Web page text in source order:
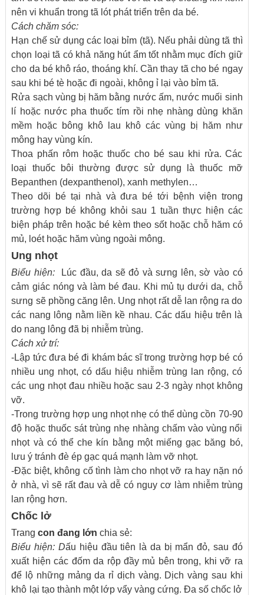
nên vi khuẩn trong tã lót phát triển trên da bé.
Cách chăm sóc:
Hạn chế sử dụng các loại bỉm (tã). Nếu phải dùng tã thì
chọn loại tã có khả năng hút ẩm tốt nhằm mục đích giữ
cho da bé khô ráo, thoáng khí. Cần thay tã cho bé ngay
sau khi bé tè hoặc đi ngoài, không ỉ lại vào bỉm tã.
Rửa sạch vùng bị hăm bằng nước ấm, nước muối sinh
lí hoặc nước pha thuốc tím rồi nhẹ nhàng dùng khăn
mềm hoặc bông khô lau khô các vùng bị hăm như
mông hay vùng kín.
Thoa phấn rôm hoặc thuốc cho bé sau khi rửa. Các
loại thuốc bôi thường được sử dụng là thuốc mỡ
Bepanthen (dexpanthenol), xanh methylen…
Theo dõi bé tại nhà và đưa bé tới bệnh viện trong
trường hợp bé không khỏi sau 1 tuần thực hiện các
biện pháp trên hoặc bé kèm theo sốt hoặc chỗ hăm có
mủ, loét hoặc hăm vùng ngoài mông.
Ung nhọt
Biểu hiện:
Lúc đầu, da sẽ đỏ và sưng lên, sờ vào có
cảm giác nóng và làm bé đau. Khi mủ tụ dưới da, chỗ
sưng sẽ phồng căng lên. Ung nhọt rất dễ lan rộng ra do
các nang lông nằm liền kề nhau. Các dấu hiệu trên là
do nang lông đã bị nhiễm trùng.
Cách xử trí:
-Lập tức đưa bé đi khám bác sĩ trong trường hợp bé có
nhiều ung nhọt, có dấu hiệu nhiễm trùng lan rộng, có
các ung nhọt đau nhiều hoặc sau 2-3 ngày nhọt không
vỡ.
-Trong trường hợp ung nhọt nhẹ có thể dùng cồn 70-90
độ hoặc thuốc sát trùng nhẹ nhàng chấm vào vùng nổi
nhọt và có thể che kín bằng một miếng gạc băng bó,
lưu ý tránh đè ép gạc quá mạnh làm vỡ nhọt.
-Đặc biệt, không cố tình làm cho nhọt vỡ ra hay nặn nó
ở nhà, vì sẽ rất đau và dễ có nguy cơ làm nhiễm trùng
lan rộng hơn.
Chốc lở
Trangcon đang lớn chia sẻ:
Biểu hiện: Dấu hiệu đầu tiên là da bị mẩn đỏ, sau đó
xuất hiện các đốm da rộp đầy mủ bên trong, khi vỡ ra
để lộ những mảng da rỉ dịch vàng. Dịch vàng sau khi
khô lại tạo thành một lớp vẩy vàng cứng. Đa số chốc lở